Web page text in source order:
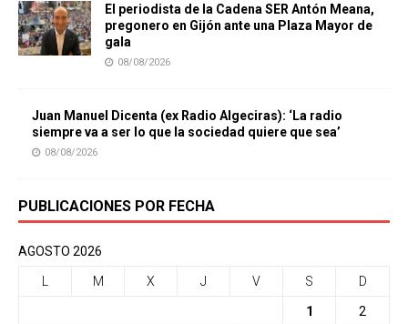
El periodista de la Cadena SER Antón Meana,
pregonero en Gijón ante una Plaza Mayor de
gala
08/08/2026
Juan Manuel Dicenta (ex Radio Algeciras): ‘La radio
siempre va a ser lo que la sociedad quiere que sea’
08/08/2026
PUBLICACIONES POR FECHA
AGOSTO 2026
M X J V S D
1 2